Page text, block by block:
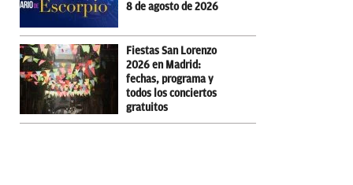
8 de agosto de 2026
Fiestas San Lorenzo
2026 en Madrid:
fechas, programa y
todos los conciertos
gratuitos